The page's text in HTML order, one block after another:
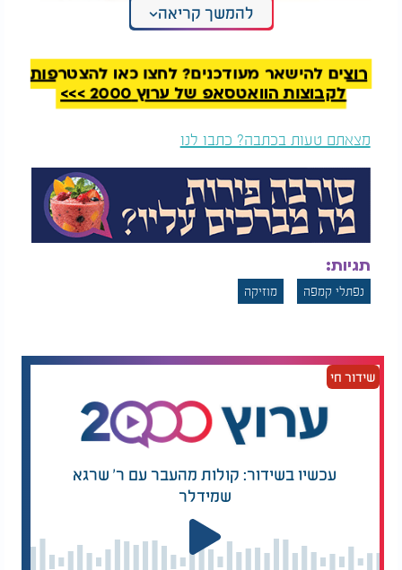
מרדכי הס בעיבוד
מחודש לשירו של
מרדכי שפירא - "אחת"
הלהיט שכתב לפני 15
שנה: אופיר סלומון שר
לאימהות
להמשך קריאה
רוצים להישאר מעודכנים? לחצו כאן להצטרפות
לקבוצות הוואטסאפ של ערוץ 2000 >>>
מצאתם טעות בכתבה? כתבו לנו
תגיות:
נפתלי קמפה מוזיקה
שידור חי
עכשיו בשידור: קולות מהעבר עם ר' שרגא
שמידלר